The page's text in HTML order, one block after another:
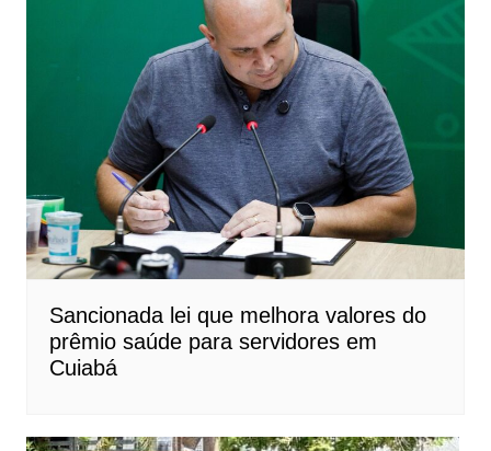
Sancionada lei que melhora valores do
prêmio saúde para servidores em
Cuiabá